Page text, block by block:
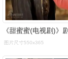
图片尺寸550x365